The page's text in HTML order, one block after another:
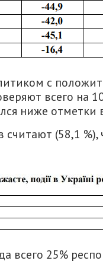
с
всего на
ниже отметки
(58,1 %),
всего 25%